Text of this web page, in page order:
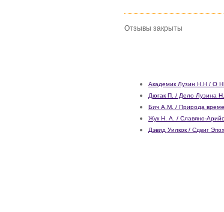
Отзывы закрыты
Академик Лузин Н.Н /
Дюгак П. / Дело Лузина
Бич A.M. / Природа
Жук Н. А. / Славяно-
Дэвид Уилкок / Сдвиг Эпох